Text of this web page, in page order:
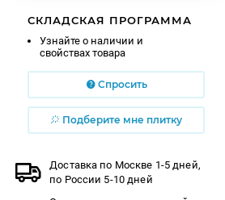
СКЛАДСКАЯ ПРОГРАММА
Узнайте о наличии и
свойствах товара
Спросить
Подберите мне плитку
Доставка по Москве 1-5 дней,
по России 5-10 дней